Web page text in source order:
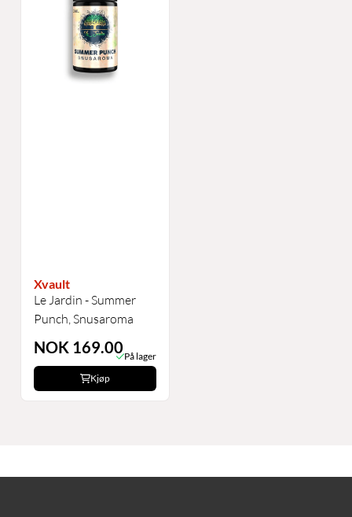
Xvault
Le Jardin - Summer
Punch, Snusaroma
NOK 169.00 På lager
Kjøp